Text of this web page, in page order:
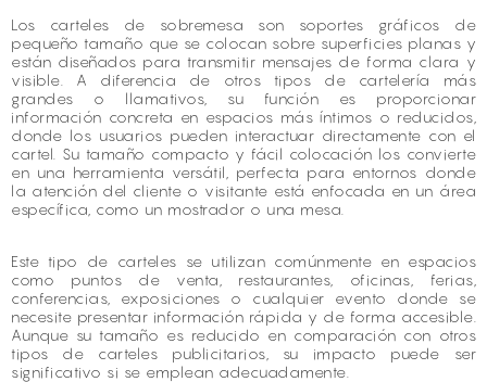
Los carteles de sobremesa son soportes gráficos de
pequeño tamaño que se colocan sobre superficies planas y
están diseñados para transmitir mensajes de forma clara y
visible. A diferencia de otros tipos de cartelería más
grandes o llamativos, su función es proporcionar
información concreta en espacios más íntimos o reducidos,
donde los usuarios pueden interactuar directamente con el
cartel. Su tamaño compacto y fácil colocación los convierte
en una herramienta versátil, perfecta para entornos donde
la atención del cliente o visitante está enfocada en un área
específica, como un mostrador o una mesa.
Este tipo de carteles se utilizan comúnmente en espacios
como puntos de venta, restaurantes, oficinas, ferias,
conferencias, exposiciones o cualquier evento donde se
necesite presentar información rápida y de forma accesible.
Aunque su tamaño es reducido en comparación con otros
tipos de carteles publicitarios, su impacto puede ser
significativo si se emplean adecuadamente.